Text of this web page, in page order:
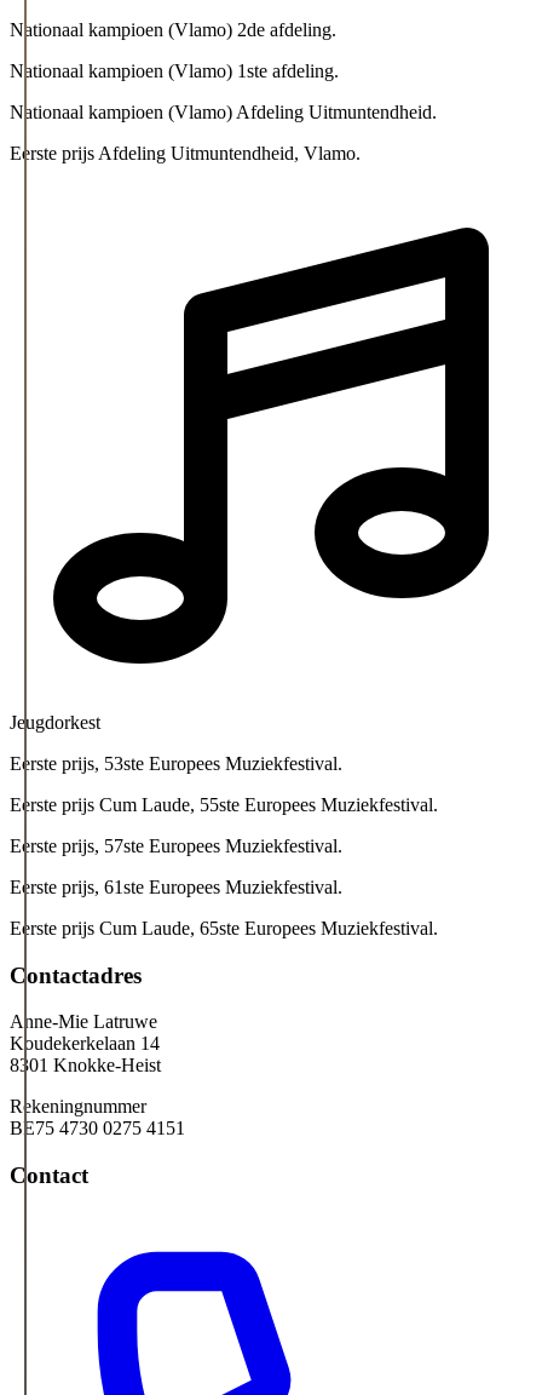
Nationaal kampioen (Vlamo) 2de afdeling.
Nationaal kampioen (Vlamo) 1ste afdeling.
Nationaal kampioen (Vlamo) Afdeling Uitmuntendheid.
Eerste prijs Afdeling Uitmuntendheid, Vlamo.
Jeugdorkest
Eerste prijs, 53ste Europees Muziekfestival.
Eerste prijs Cum Laude, 55ste Europees Muziekfestival.
Eerste prijs, 57ste Europees Muziekfestival.
Eerste prijs, 61ste Europees Muziekfestival.
Eerste prijs Cum Laude, 65ste Europees Muziekfestival.
Contactadres
Anne-Mie Latruwe
Koudekerkelaan 14
8301 Knokke-Heist
Rekeningnummer
BE75 4730 0275 4151
Contact